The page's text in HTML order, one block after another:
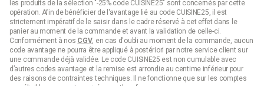
les produits de la sélection "-25% code CUISINE25" sont concernés par cette
opération. Afin de bénéficier de l'avantage lié au code CUISINE25, il est
strictement impératif de le saisir dans le cadre réservé à cet effet dans le
panier au moment de la commande et avant la validation de celle-ci.
Conformément à nos CGV, en cas d'oubli au moment de la commande, aucun
code avantage ne pourra être appliqué à postériori par notre service client sur
une commande déjà validée. Le code CUISINE25 est non cumulable avec
d’autres codes avantage et la remise est arrondie au centime inférieur pour
des raisons de contraintes techniques. Il ne fonctionne que sur les comptes